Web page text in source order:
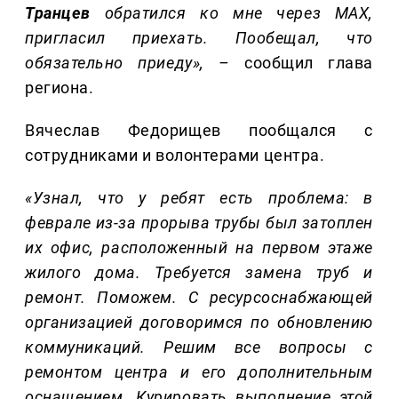
Транцев обратился ко мне через MAX,
пригласил приехать. Пообещал, что
обязательно приеду», –
сообщил глава
региона.
Вячеслав Федорищев пообщался с
сотрудниками и волонтерами центра.
«Узнал, что у ребят есть проблема: в
феврале из-за прорыва трубы был затоплен
их офис, расположенный на первом этаже
жилого дома. Требуется замена труб и
ремонт. Поможем. С ресурсоснабжающей
организацией договоримся по обновлению
коммуникаций. Решим все вопросы с
ремонтом центра и его дополнительным